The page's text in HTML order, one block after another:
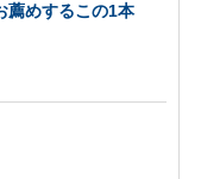
薦めするこの1本